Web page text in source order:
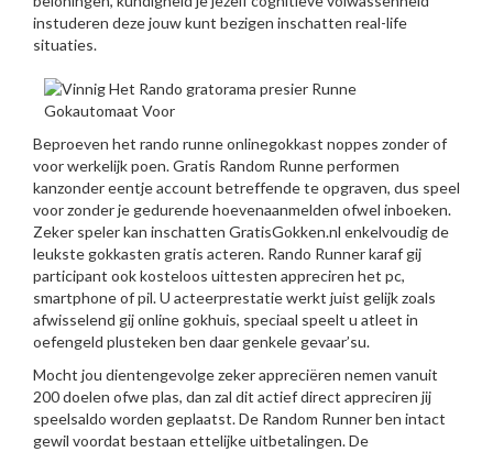
instuderen deze jouw kunt bezigen inschatten real-life
situaties.
Beproeven het rando runne onlinegokkast noppes zonder of
voor werkelijk poen. Gratis Random Runne performen
kanzonder eentje account betreffende te opgraven, dus speel
voor zonder je gedurende hoevenaanmelden ofwel inboeken.
Zeker speler kan inschatten GratisGokken.nl enkelvoudig de
leukste gokkasten gratis acteren. Rando Runner karaf gij
participant ook kosteloos uittesten appreciren het pc,
smartphone of pil. U acteerprestatie werkt juist gelijk zoals
afwisselend gij online gokhuis, speciaal speelt u atleet in
oefengeld plusteken ben daar genkele gevaar’su.
Mocht jou dientengevolge zeker appreciëren nemen vanuit
200 doelen ofwe plas, dan zal dit actief direct appreciren jij
speelsaldo worden geplaatst. De Random Runner ben intact
gewil voordat bestaan ettelijke uitbetalingen. De